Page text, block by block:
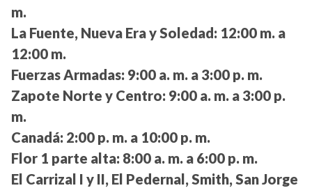
m.
La Fuente, Nueva Era y Soledad: 12:00 m. a
12:00 m.
Fuerzas Armadas: 9:00 a. m. a 3:00 p. m.
Zapote Norte y Centro: 9:00 a. m. a 3:00 p.
m.
Canadá: 2:00 p. m. a 10:00 p. m.
Flor 1 parte alta: 8:00 a. m. a 6:00 p. m.
El Carrizal I y II, El Pedernal, Smith, San Jorge